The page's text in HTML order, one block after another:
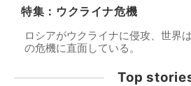
特集：ウクライナ危機
ロシアがウクライナに侵攻、世界
の危機に直面している。
Top